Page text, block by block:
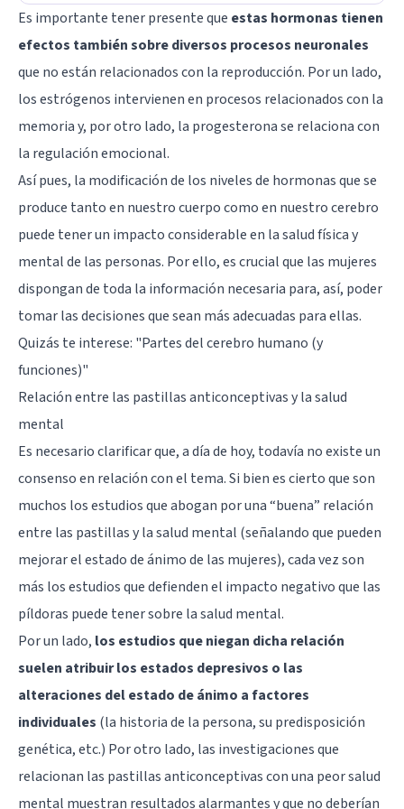
Es importante tener presente que estas hormonas tienen
efectos también sobre diversos procesos neuronales
que no están relacionados con la reproducción. Por un lado,
los estrógenos intervienen en procesos relacionados con la
memoria y, por otro lado, la progesterona se relaciona con
la regulación emocional.
Así pues, la modificación de los niveles de hormonas que se
produce tanto en nuestro cuerpo como en nuestro cerebro
puede tener un impacto considerable en la salud física y
mental de las personas. Por ello, es crucial que las mujeres
dispongan de toda la información necesaria para, así, poder
tomar las decisiones que sean más adecuadas para ellas.
Quizás te interese: "Partes del cerebro humano (y
funciones)"
Relación entre las pastillas anticonceptivas y la salud
mental
Es necesario clarificar que, a día de hoy, todavía no existe un
consenso en relación con el tema. Si bien es cierto que son
muchos los estudios que abogan por una “buena” relación
entre las pastillas y la salud mental (señalando que pueden
mejorar el estado de ánimo de las mujeres), cada vez son
más los estudios que defienden el impacto negativo que las
píldoras puede tener sobre la salud mental.
Por un lado, los estudios que niegan dicha relación
suelen atribuir los estados depresivos o las
alteraciones del estado de ánimo a factores
individuales (la historia de la persona, su predisposición
genética, etc.) Por otro lado, las investigaciones que
relacionan las pastillas anticonceptivas con una peor salud
mental muestran resultados alarmantes y que no deberían